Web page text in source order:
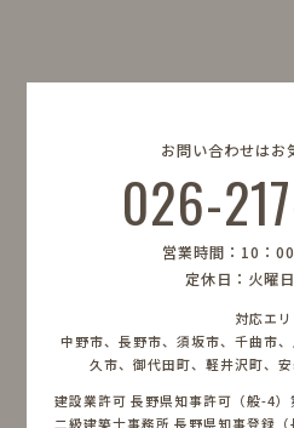
お問い合わせはお
026-
営業時間：10：
定休日：火曜
対応エ
中野市、長野市、須坂市、千曲市
久市、御代田町、軽井沢町、
建設業許可 長野県知事許可（般-4）
二級建築士事務所 長野県知事登録